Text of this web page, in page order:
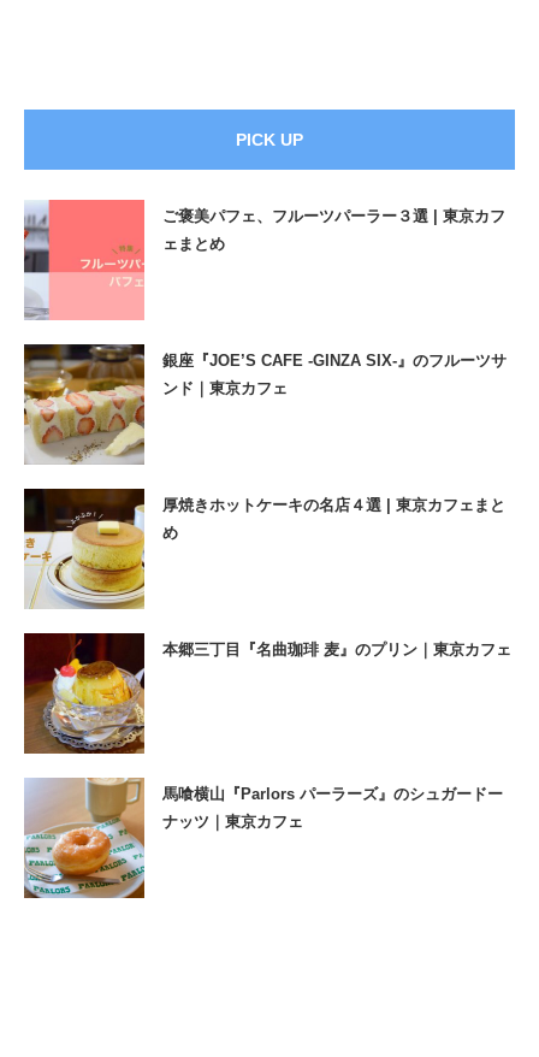
PICK UP
ご褒美パフェ、フルーツパーラー３選 | 東京カフ
ェまとめ
銀座『JOE’S CAFE -GINZA SIX-』のフルーツサ
ンド｜東京カフェ
厚焼きホットケーキの名店４選 | 東京カフェまと
め
本郷三丁目『名曲珈琲 麦』のプリン｜東京カフェ
馬喰横山『Parlors パーラーズ』のシュガードー
ナッツ｜東京カフェ